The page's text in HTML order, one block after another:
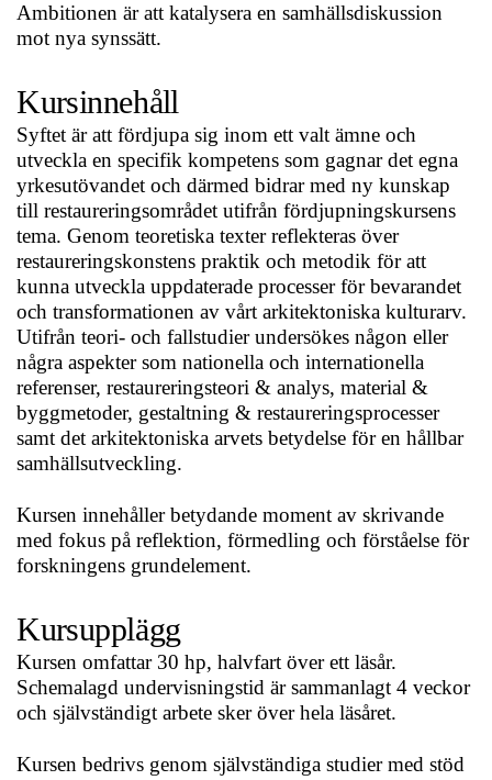
Ambitionen är att katalysera en samhällsdiskussion
mot nya synssätt.
Kursinnehåll
Syftet är att fördjupa sig inom ett valt ämne och
utveckla en specifik kompetens som gagnar det egna
yrkesutövandet och därmed bidrar med ny kunskap
till restaureringsområdet utifrån fördjupningskursens
tema. Genom teoretiska texter reflekteras över
restaureringskonstens praktik och metodik för att
kunna utveckla uppdaterade processer för bevarandet
och transformationen av vårt arkitektoniska kulturarv.
Utifrån teori- och fallstudier undersökes någon eller
några aspekter som nationella och internationella
referenser, restaureringsteori & analys, material &
byggmetoder, gestaltning & restaureringsprocesser
samt det arkitektoniska arvets betydelse för en hållbar
samhällsutveckling.
Kursen innehåller betydande moment av skrivande
med fokus på reflektion, förmedling och förståelse för
forskningens grundelement.
Kursupplägg
Kursen omfattar 30 hp, halvfart över ett läsår.
Schemalagd undervisningstid är sammanlagt 4 veckor
och självständigt arbete sker över hela läsåret.
Kursen bedrivs genom självständiga studier med stöd